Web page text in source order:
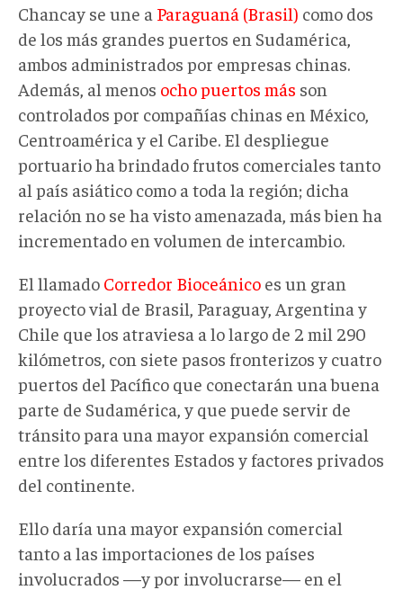
Chancay se une a Paraguaná (Brasil) como dos
de los más grandes puertos en Sudamérica,
ambos administrados por empresas chinas.
Además, al menos ocho puertos más son
controlados por compañías chinas en México,
Centroamérica y el Caribe. El despliegue
portuario ha brindado frutos comerciales tanto
al país asiático como a toda la región; dicha
relación no se ha visto amenazada, más bien ha
incrementado en volumen de intercambio.
El llamado Corredor Bioceánico es un gran
proyecto vial de Brasil, Paraguay, Argentina y
Chile que los atraviesa a lo largo de 2 mil 290
kilómetros, con siete pasos fronterizos y cuatro
puertos del Pacífico que conectarán una buena
parte de Sudamérica, y que puede servir de
tránsito para una mayor expansión comercial
entre los diferentes Estados y factores privados
del continente.
Ello daría una mayor expansión comercial
tanto a las importaciones de los países
involucrados —y por involucrarse— en el